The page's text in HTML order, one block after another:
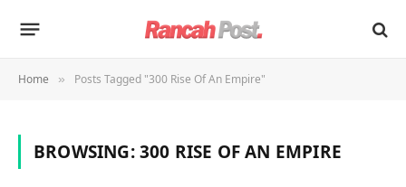
Home » Posts Tagged "300 Rise Of An Empire"
BROWSING:300 RISE OF AN EMPIRE